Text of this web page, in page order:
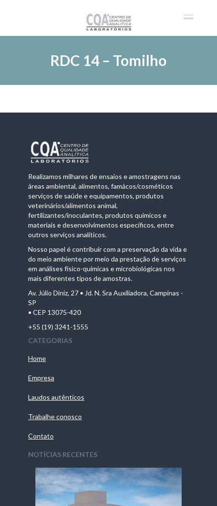
RDC 14 – Tomilho
Realizamos milhares de ensaios e amostragens nas
áreas ambiental, alimentos, famácos/cosméticos
serviços de saúde e equipamentos, produtos
veterinários/alimentos animal,
fertilizantes/inoculantes, produtos químicos e
materiais e desenvolvimentos específicos, entre
outros serviços analíticos.
Nosso papel é contribuir com a preservação da vida e
do meio ambiente por meio da prestação de serviços
em análises físico-químicas e microbiológicas nos
mais diferentes tipos de amostras.
Av. Júlio Diniz, 27 • Jd. N. Sra Auxiliadora, Campinas -
SP
• CEP 13075-420
+55 (19) 3241-1555
CATEGORIAS
Home
Empresa
Laudos autênticos
Trabalhe conosco
Contato
NOTÍCIAS RECENTES